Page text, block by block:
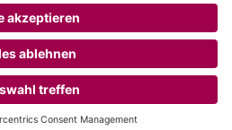
CHANNELS MENÜ